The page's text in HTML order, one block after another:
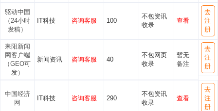
驱动中国
（24小时
发稿）
IT科技 咨询客服 100
不包资讯
收录
查看
去
注
册
耒阳新闻
网客户端
（GEO可
发）
新闻资讯 咨询客服 40
不包网页
收录
暂无
备注
去
注
册
中国经济
网
IT科技 咨询客服 290
不包资讯
收录
查看
去
注
册